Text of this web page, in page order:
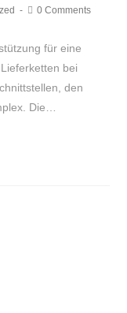
0 Comments
für eine
bei
den
Die…